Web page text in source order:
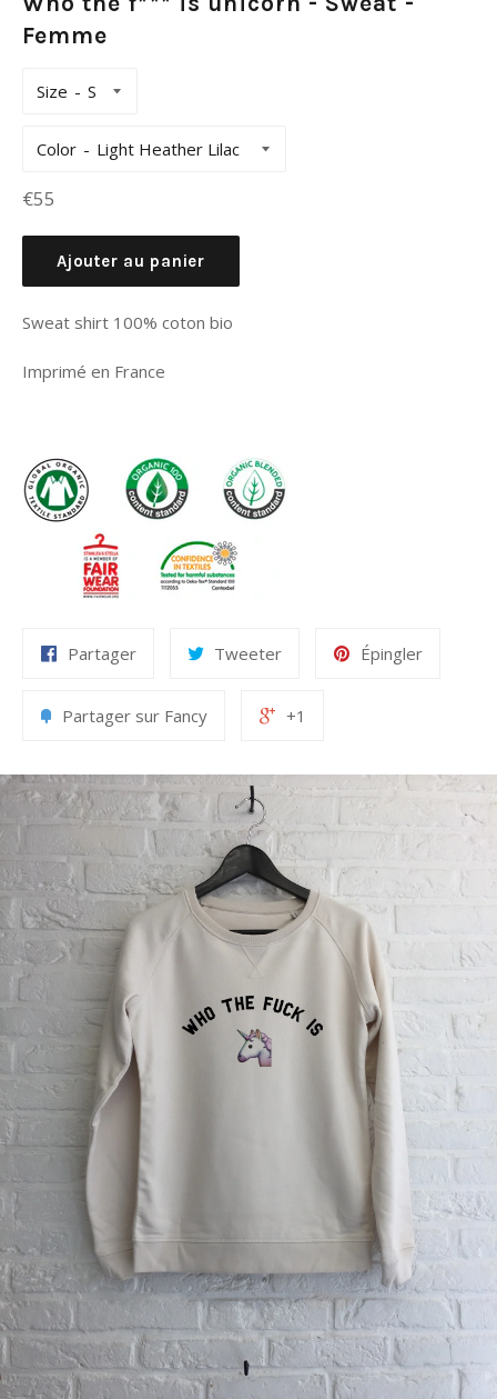
Femme
Size
Color
Prix
€55
Ajouter au panier
Sweat shirt 100% coton bio
Imprimé en France
Partager Tweeter Épingler
Partager sur Fancy +1